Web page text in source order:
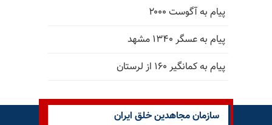
پیام به آگوست ۲۰۰۰
پیام به عسگر ۱۳۴۰ مشهد
پیام به کمانگیر ۱۶۰ از لرستان
سازمان مجاهدین خلق ایران